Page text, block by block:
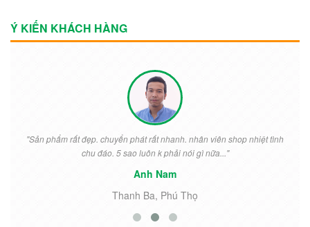
Ý KIẾN KHÁCH HÀNG
"Sản phẩm rất đẹp. chuyển phát rất nhanh. nhân viên shop nhiệt tình
chu đáo. 5 sao luôn k phải nói gì nữa..."
Anh Nam
Thanh Ba, Phú Thọ